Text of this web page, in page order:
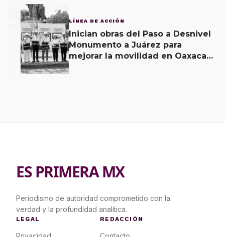
3 LÍNEA DE ACCIÓN
Inician obras del Paso a Desnivel
Monumento a Juárez para
mejorar la movilidad en Oaxaca
ES PRIMERA MX
Periodismo de autoridad comprometido con la
verdad y la profundidad analítica.
LEGAL REDACCIÓN